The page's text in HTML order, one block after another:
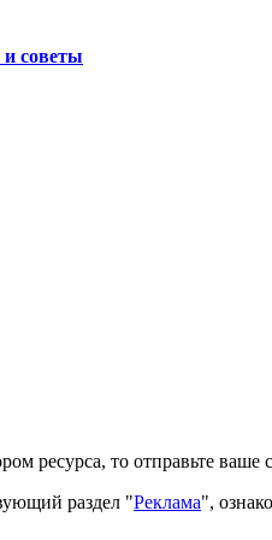
советы
ресурса, то отправьте
раздел "Реклама",